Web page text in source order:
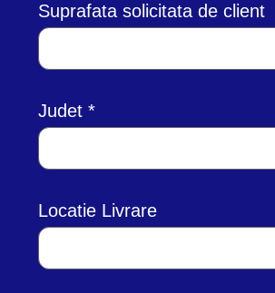
Suprafata solicitata de client
Judet
Locatie Livrare